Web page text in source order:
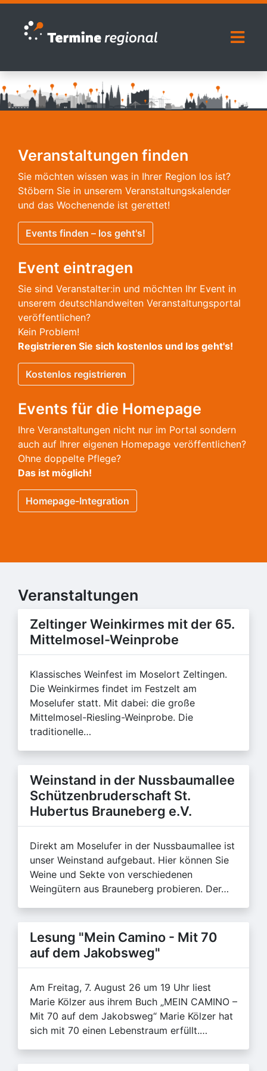
Zur Navigation springen
Zum Inhalt springen
Veranstaltungen finden
Sie möchten wissen was in Ihrer Region los ist?
Stöbern Sie in unserem Veranstaltungskalender
und das Wochenende ist gerettet!
Events finden – los geht's!
Event eintragen
Sie sind Veranstalter:in und möchten Ihr Event in
unserem deutschlandweiten Veranstaltungsportal
veröffentlichen?
Kein Problem!
Registrieren Sie sich kostenlos und los geht's!
Kostenlos registrieren
Events für die Homepage
Ihre Veranstaltungen nicht nur im Portal sondern
auch auf Ihrer eigenen Homepage veröffentlichen?
Ohne doppelte Pflege?
Das ist möglich!
Homepage-Integration
Veranstaltungen
Zeltinger Weinkirmes mit der 65.
Mittelmosel-Weinprobe
Klassisches Weinfest im Moselort Zeltingen.
Die Weinkirmes findet im Festzelt am
Moselufer statt. Mit dabei: die große
Mittelmosel-Riesling-Weinprobe. Die
traditionelle…
Weinstand in der Nussbaumallee
Schützenbruderschaft St.
Hubertus Brauneberg e.V.
Direkt am Moselufer in der Nussbaumallee ist
unser Weinstand aufgebaut. Hier können Sie
Weine und Sekte von verschiedenen
Weingütern aus Brauneberg probieren. Der…
Lesung "Mein Camino - Mit 70
auf dem Jakobsweg"
Am Freitag, 7. August 26 um 19 Uhr liest
Marie Kölzer aus ihrem Buch „MEIN CAMINO –
Mit 70 auf dem Jakobsweg“ Marie Kölzer hat
sich mit 70 einen Lebenstraum erfüllt.…